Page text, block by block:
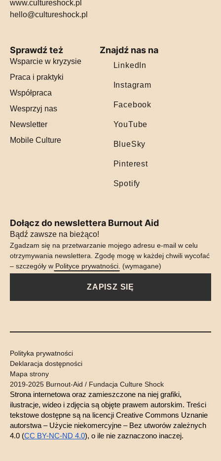
www.cultureshock.pl
Otwiera w nowej karcie
hello@cultureshock.pl
Sprawdź też
Wsparcie w kryzysie
Praca i praktyki
Współpraca
Wesprzyj nas
Newsletter
Mobile Culture
Znajdź nas na
LinkedIn
Instagram
Facebook
YouTube
BlueSky
Pinterest
Spotify
Dołącz do newslettera Burnout Aid
Bądź zawsze na bieżąco!
Zgadzam się na przetwarzanie mojego adresu e-mail w celu
otrzymywania newslettera. Zgodę mogę w każdej chwili wycofać
– szczegóły w Polityce prywatności . (wymagane)
ZAPISZ SIĘ
Polityka prywatności
Deklaracja dostępności
Mapa strony
2019-2025 Burnout-Aid / Fundacja Culture Shock
Strona internetowa oraz zamieszczone na niej grafiki,
ilustracje, wideo i zdjęcia są objęte prawem autorskim. Treści
tekstowe dostępne są na licencji Creative Commons Uznanie
autorstwa – Użycie niekomercyjne – Bez utworów zależnych
4.0 (CC BY-NC-ND 4.0), o ile nie zaznaczono inaczej.